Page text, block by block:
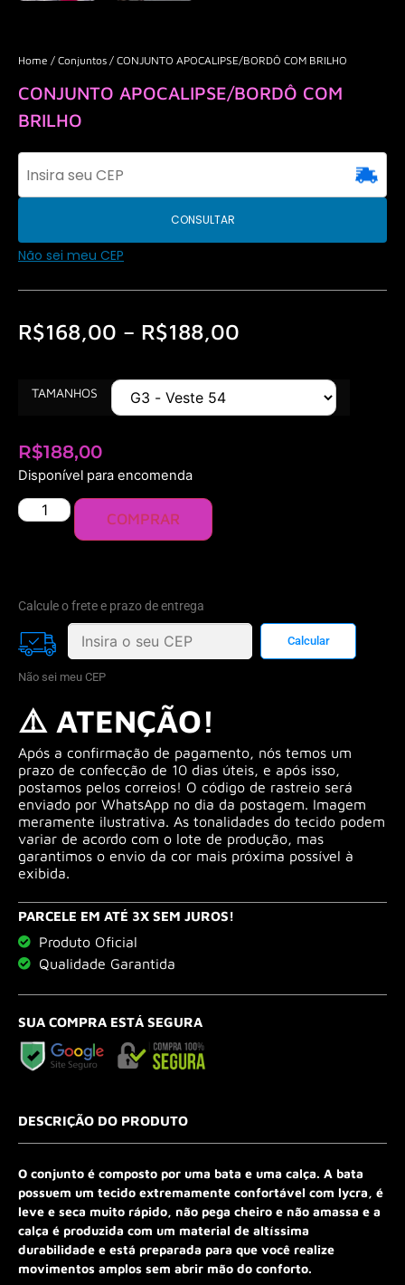
Home / Conjuntos / CONJUNTO APOCALIPSE/BORDÔ COM BRILHO
CONJUNTO APOCALIPSE/BORDÔ COM
BRILHO
CONSULTAR
Não sei meu CEP
R$168,00 – R$188,00
TAMANHOS
R$188,00
Disponível para encomenda
COMPRAR
Calcule o frete e prazo de entrega
Não sei meu CEP
⚠️ ATENÇÃO!
Após a confirmação de pagamento, nós temos um
prazo de confecção de 10 dias úteis, e após isso,
postamos pelos correios! O código de rastreio será
enviado por WhatsApp no dia da postagem. Imagem
meramente ilustrativa. As tonalidades do tecido podem
variar de acordo com o lote de produção, mas
garantimos o envio da cor mais próxima possível à
exibida.
PARCELE EM ATÉ 3X SEM JUROS!
Produto Oficial
Qualidade Garantida
SUA COMPRA ESTÁ SEGURA
DESCRIÇÃO DO PRODUTO
O conjunto é composto por uma bata e uma calça. A bata
possuem um tecido extremamente confortável com lycra, é
leve e seca muito rápido, não pega cheiro e não amassa e a
calça é produzida com um material de altíssima
durabilidade e está preparada para que você realize
movimentos amplos sem abrir mão do conforto.